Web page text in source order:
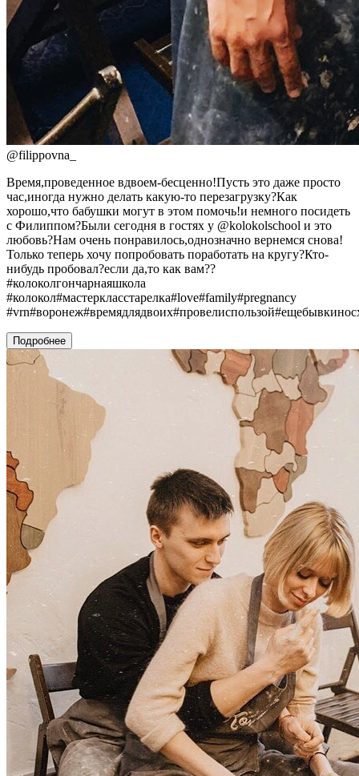
@filippovna_
Время,проведенное вдвоем-бесценно!Пусть это даже просто
час,иногда нужно делать какую-то перезагрузку?Как
хорошо,что бабушки могут в этом помочь!и немного посидеть
с Филиппом?Были сегодня в гостях у @kolokolschool и это
любовь?Нам очень понравилось,однозначно вернемся снова!
Только теперь хочу попробовать поработать на кругу?Кто-
нибудь пробовал?если да,то как вам??
#колоколгончарнаяшкола
#колокол#мастеркласстарелка#love#family#pregnancy
Подробнее